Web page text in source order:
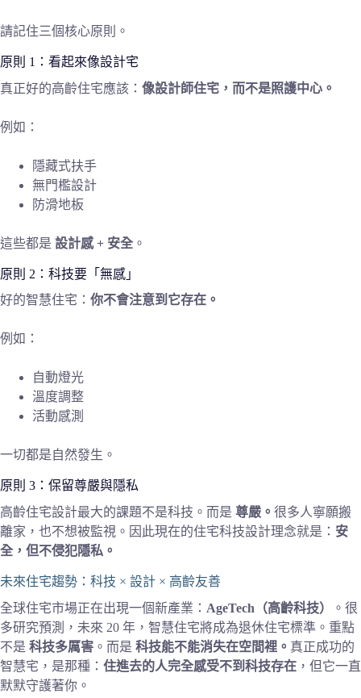
請記住三個核心原則。
原則 1：看起來像設計宅
真正好的高齡住宅應該： 像設計師住宅，而不是照護中心。
例如：
隱藏式扶手
無門檻設計
防滑地板
這些都是 設計感 + 安全 。
原則 2：科技要「無感」
好的智慧住宅： 你不會注意到它存在。
例如：
自動燈光
溫度調整
活動感測
一切都是自然發生。
原則 3：保留尊嚴與隱私
高齡住宅設計最大的課題不是科技。而是 尊嚴。 很多人寧願搬
離家，也不想被監視。因此現在的住宅科技設計理念就是： 安
全，但不侵犯隱私。
未來住宅趨勢：科技 × 設計 × 高齡友善
全球住宅市場正在出現一個新產業： AgeTech（高齡科技）
。很
多研究預測，未來 20 年，智慧住宅將成為退休住宅標準。重點
不是 科技多厲害 。而是 科技能不能消失在空間裡。 真正成功的
智慧宅，是那種： 住進去的人完全感受不到科技存在 ，但它一直
默默守護著你。